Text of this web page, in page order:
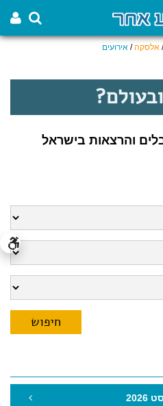
אלסקה/ אירועים
והרצאות בישראל